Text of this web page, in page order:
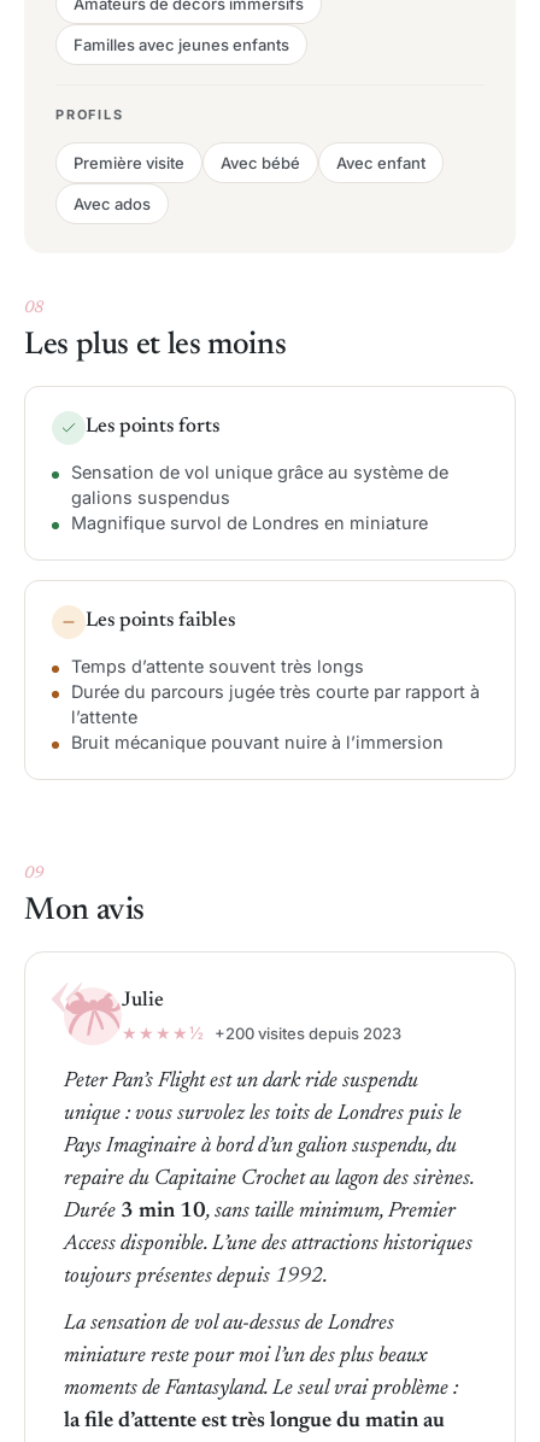
Amateurs de décors immersifs
Familles avec jeunes enfants
PROFILS
Première visite Avec bébé Avec enfant
Avec ados
08
Les plus et les moins
Les points forts
Sensation de vol unique grâce au système de
galions suspendus
Magnifique survol de Londres en miniature
Les points faibles
Temps d’attente souvent très longs
Durée du parcours jugée très courte par rapport à
l’attente
Bruit mécanique pouvant nuire à l’immersion
09
Mon avis
Julie
★★★★½
+200 visites depuis 2023
Peter Pan’s Flight est un dark ride suspendu
unique : vous survolez les toits de Londres puis le
Pays Imaginaire à bord d’un galion suspendu, du
repaire du Capitaine Crochet au lagon des sirènes.
Durée 3 min 10, sans taille minimum, Premier
Access disponible. L’une des attractions historiques
toujours présentes depuis 1992.
La sensation de vol au-dessus de Londres
miniature reste pour moi l’un des plus beaux
moments de Fantasyland. Le seul vrai problème :
la file d’attente est très longue du matin au